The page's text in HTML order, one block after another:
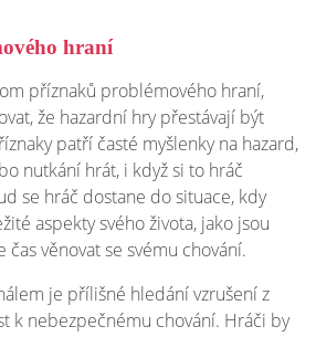
hraní
příznaků problémového hraní,
že hazardní hry přestávají být
patří časté myšlenky na hazard,
nutkání hrát, i když si to hráč
se hráč dostane do situace, kdy
aspekty svého života, jako jsou
věnovat se svému chování.
je přílišné hledání vzrušení z
k nebezpečnému chování. Hráči by